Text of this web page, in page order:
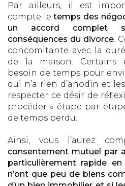
Par ailleurs, il est
compte le temps des
un accord complet
conséquences du divorce.
concomitante avec la
de la maison. Certains
besoin de temps pour
qui n’a rien d’anodin et
respecter ce désir de
procéder « étape par
de temps perdu.
Ainsi, vous l’aurez
consentement mutuel par
particulièrement rapide en
n’ont que peu de biens